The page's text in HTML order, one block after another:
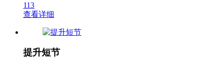
113
查看详细
提升短节